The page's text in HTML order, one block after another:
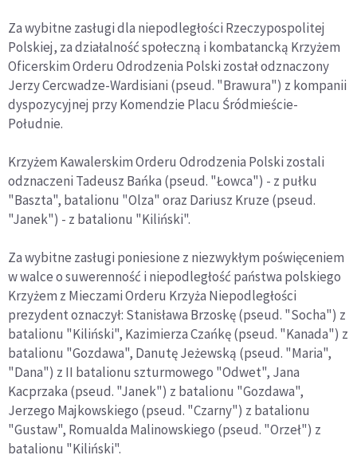
Za wybitne zasługi dla niepodległości Rzeczypospolitej
Polskiej, za działalność społeczną i kombatancką Krzyżem
Oficerskim Orderu Odrodzenia Polski został odznaczony
Jerzy Cercwadze-Wardisiani (pseud. "Brawura") z kompanii
dyspozycyjnej przy Komendzie Placu Śródmieście-
Południe.
Krzyżem Kawalerskim Orderu Odrodzenia Polski zostali
odznaczeni Tadeusz Bańka (pseud. "Łowca") - z pułku
"Baszta", batalionu "Olza" oraz Dariusz Kruze (pseud.
"Janek") - z batalionu "Kiliński".
Za wybitne zasługi poniesione z niezwykłym poświęceniem
w walce o suwerenność i niepodległość państwa polskiego
Krzyżem z Mieczami Orderu Krzyża Niepodległości
prezydent oznaczył: Stanisława Brzoskę (pseud. "Socha") z
batalionu "Kiliński", Kazimierza Czańkę (pseud. "Kanada") z
batalionu "Gozdawa", Danutę Jeżewską (pseud. "Maria",
"Dana") z II batalionu szturmowego "Odwet", Jana
Kacprzaka (pseud. "Janek") z batalionu "Gozdawa",
Jerzego Majkowskiego (pseud. "Czarny") z batalionu
"Gustaw", Romualda Malinowskiego (pseud. "Orzeł") z
batalionu "Kiliński".